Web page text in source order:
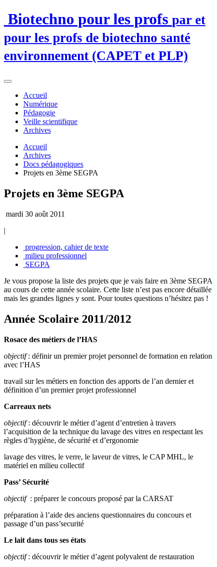
Biotechno pour les profs par et
pour les profs de biotechno santé
environnement (CAPET et PLP)
Accueil
Numérique
Pédagogie
Veille scientifique
Archives
Accueil
Archives
Docs pédagogiques
Projets en 3ème SEGPA
Projets en 3ème SEGPA
mardi 30 août 2011
|
progression, cahier de texte
milieu professionnel
SEGPA
Je vous propose la liste des projets que je vais faire en 3ème SEGPA
au cours de cette année scolaire. Cette liste n’est pas encore détaillée
mais les grandes lignes y sont. Pour toutes questions n’hésitez pas !
Année Scolaire 2011/2012
Rosace des métiers de l’HAS
objectif: définir un premier projet personnel de formation en relation
avec l’HAS
travail sur les métiers en fonction des apports de l’an dernier et
définition d’un premier projet professionnel
Carreaux nets
objectif: découvrir le métier d’agent d’entretien à travers
l’acquisition de la technique du lavage des vitres en respectant les
règles d’hygiène, de sécurité et d’ergonomie
lavage des vitres, le verre, le laveur de vitres, le CAP MHL, le
matériel en milieu collectif
Pass’ Sécurité
objectif : préparer le concours proposé par la CARSAT
préparation à l’aide des anciens questionnaires du concours et
passage d’un pass’securité
Le lait dans tous ses états
objectif: découvrir le métier d’agent polyvalent de restauration